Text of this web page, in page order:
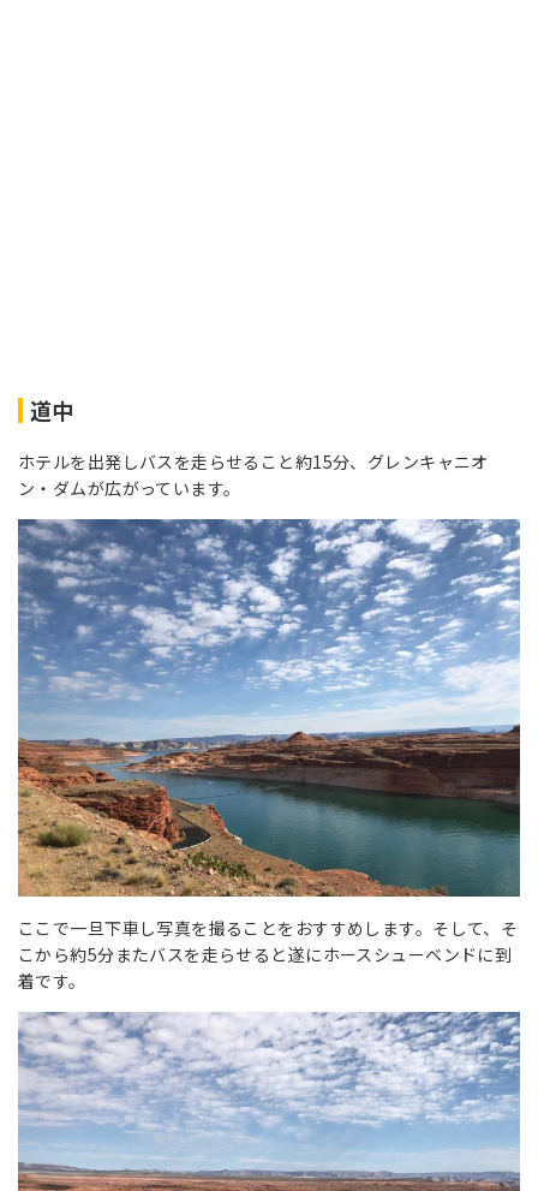
道中
ホテルを出発しバスを走らせること約15分、グレンキャニオ
ン・ダムが広がっています。
ここで一旦下車し写真を撮ることをおすすめします。そして、そ
こから約5分またバスを走らせると遂にホースシューベンドに到
着です。